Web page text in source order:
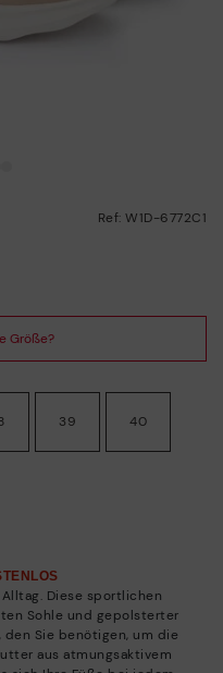
Ref: W1D-6772C1
39 40
Diese sportlichen
Sohle und gepolsterter
Sie benötigen, um die
aus atmungsaktivem